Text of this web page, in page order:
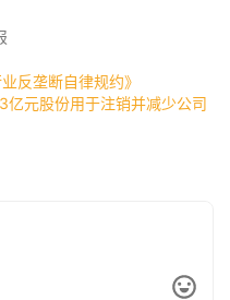
反垄断自律规约》
元股份用于注销并减少公司